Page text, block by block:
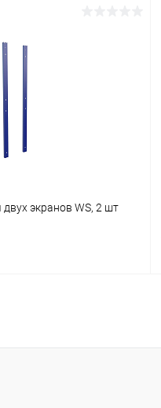
экранов WS, 2 шт
К сравнению